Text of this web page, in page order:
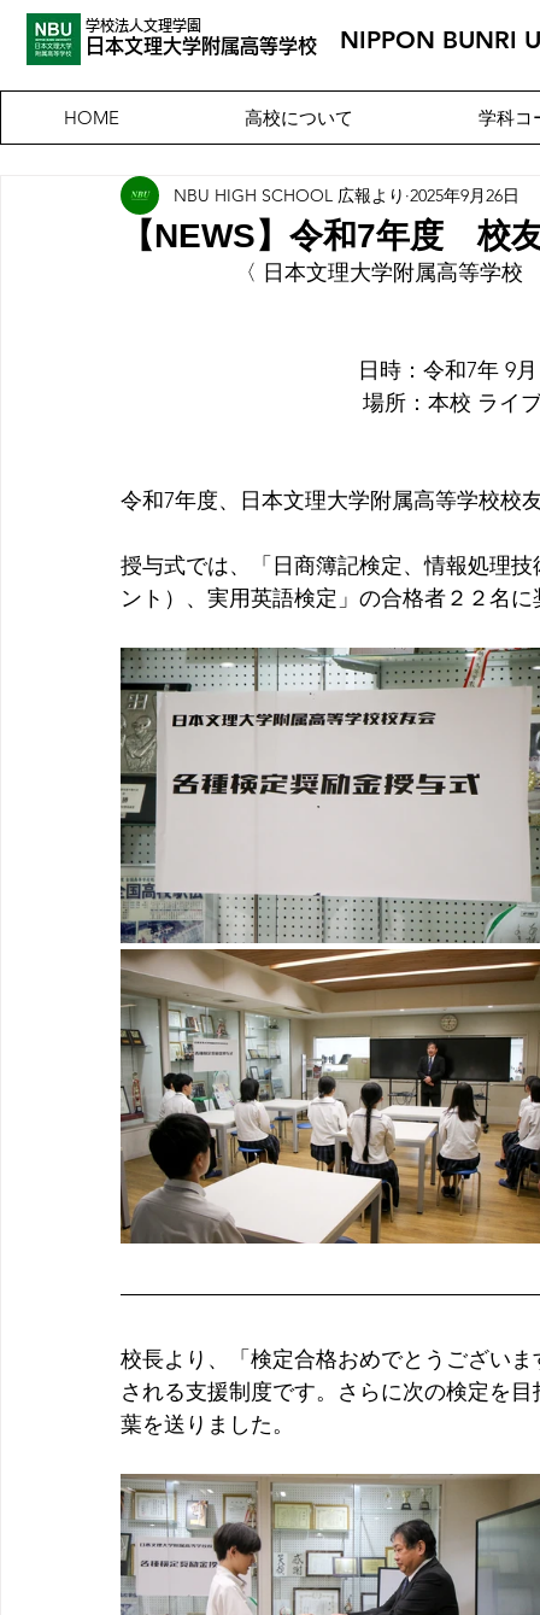
学校法人文理学園
​日本文理大学附属高等学校 NIPPON BUNRI
HOME 高校について 学科コ
【NEWS】令和7年度 校
NBU HIGH SCHOOL 広報より 2025年9月26日
〈 日本文理大学附属高等学校
日時：令和7
場所：本校
令和7年度、日本文理大学附属高等学校校
授与式では、 「 日商簿記検定、情報処理
ント）、実用英語検定」の合格者２２名
校長より、「検定合格おめでとうござい
される支援制度です。さらに次の検定を
葉を送りました。